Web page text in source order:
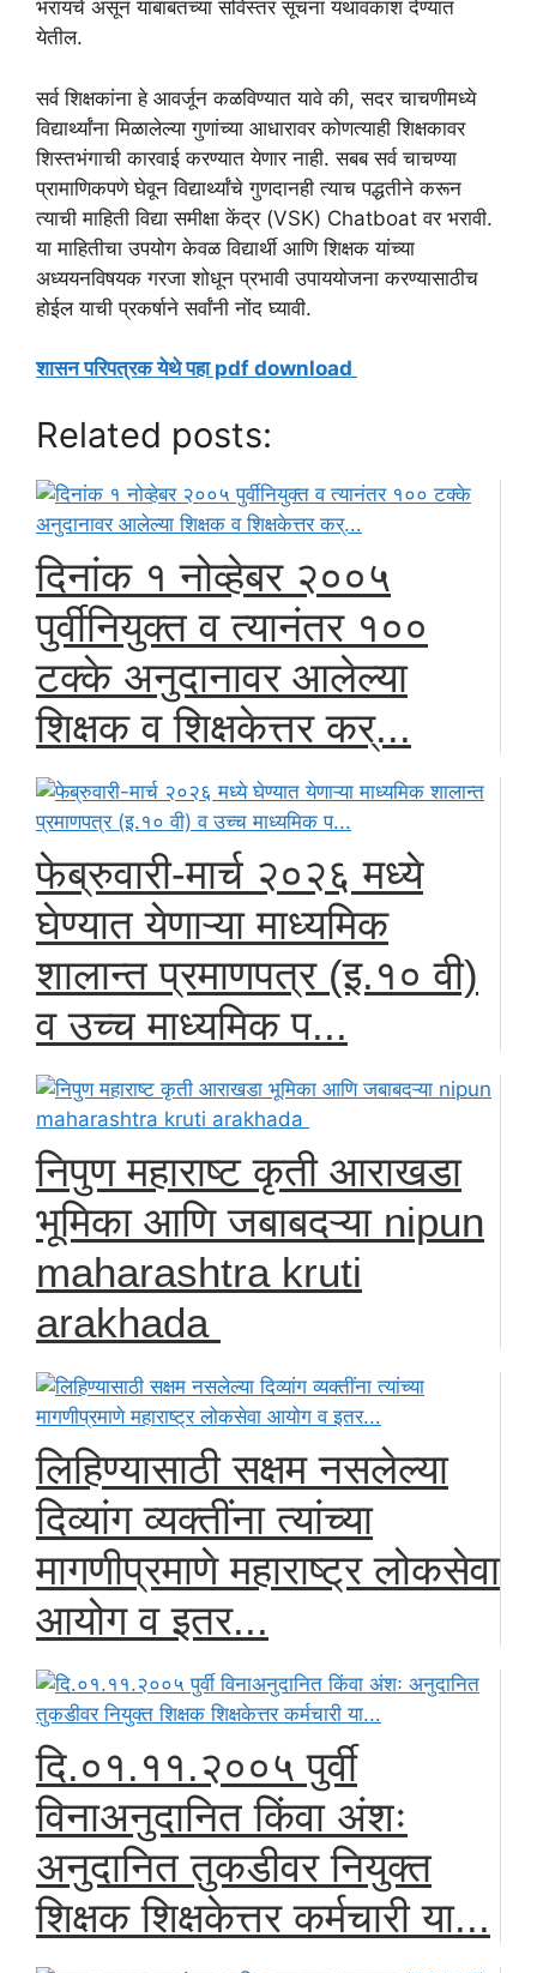
भरायचे असून याबाबतच्या सविस्तर सूचना यथावकाश देण्यात
येतील.
सर्व शिक्षकांना हे आवर्जून कळविण्यात यावे की, सदर चाचणीमध्ये
विद्यार्थ्यांना मिळालेल्या गुणांच्या आधारावर कोणत्याही शिक्षकावर
शिस्तभंगाची कारवाई करण्यात येणार नाही. सबब सर्व चाचण्या
प्रामाणिकपणे घेवून विद्यार्थ्यांचे गुणदानही त्याच पद्धतीने करून
त्याची माहिती विद्या समीक्षा केंद्र (VSK) Chatboat वर भरावी.
या माहितीचा उपयोग केवळ विद्यार्थी आणि शिक्षक यांच्या
अध्ययनविषयक गरजा शोधून प्रभावी उपाययोजना करण्यासाठीच
होईल याची प्रकर्षाने सर्वांनी नोंद घ्यावी.
शासन परिपत्रक येथे पहा pdf download
Related posts:
दिनांक १ नोव्हेबर २००५
पुर्वीनियुक्त व त्यानंतर १००
टक्के अनुदानावर आलेल्या
शिक्षक व शिक्षकेत्तर कर्...
फेब्रुवारी-मार्च २०२६ मध्ये
घेण्यात येणाऱ्या माध्यमिक
शालान्त प्रमाणपत्र (इ.१० वी)
व उच्च माध्यमिक प...
निपुण महाराष्ट कृती आराखडा
भूमिका आणि जबाबदऱ्या nipun
maharashtra kruti
arakhada
लिहिण्यासाठी सक्षम नसलेल्या
दिव्यांग व्यक्तींना त्यांच्या
मागणीप्रमाणे महाराष्ट्र लोकसेवा
आयोग व इतर...
दि.०१.११.२००५ पुर्वी
विनाअनुदानित किंवा अंशः
अनुदानित तुकडीवर नियुक्त
शिक्षक शिक्षकेत्तर कर्मचारी या...